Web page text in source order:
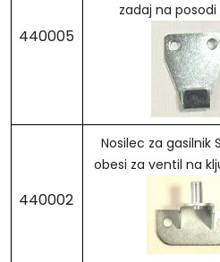
440005
zadaj na posodi
440002
Nosilec za gasilnik
obesi za ventil na